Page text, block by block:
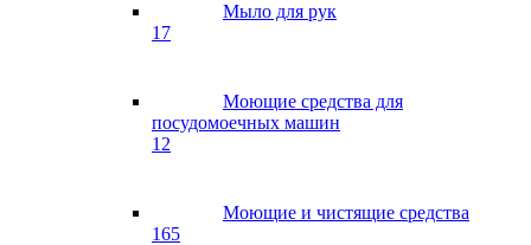
Мыло для рук
17
Моющие средства для
посудомоечных машин
12
Моющие и чистящие средства
165